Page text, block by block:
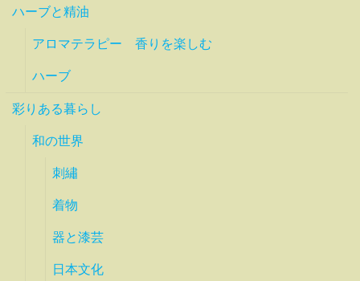
ハーブと精油
アロマテラピー 香りを楽しむ
ハーブ
彩りある暮らし
和の世界
刺繡
着物
器と漆芸
日本文化